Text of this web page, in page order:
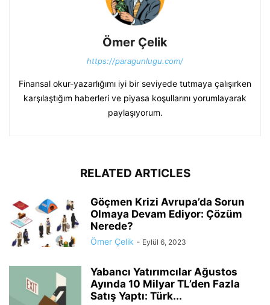
Ömer Çelik
https://paragunlugu.com/
Finansal okur-yazarlığımı iyi bir seviyede tutmaya çalışırken
karşılaştığım haberleri ve piyasa koşullarını yorumlayarak
paylaşıyorum.
RELATED ARTICLES
Göçmen Krizi Avrupa’da Sorun
Olmaya Devam Ediyor: Çözüm
Nerede?
Ömer Çelik - Eylül 6, 2023
Yabancı Yatırımcılar Ağustos
Ayında 10 Milyar TL’den Fazla
Satış Yaptı: Türk...